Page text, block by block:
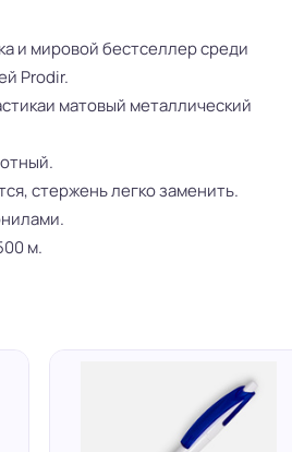
и мировой бестселлер среди
Prodir.
матовый металлический
стержень легко заменить.
м.